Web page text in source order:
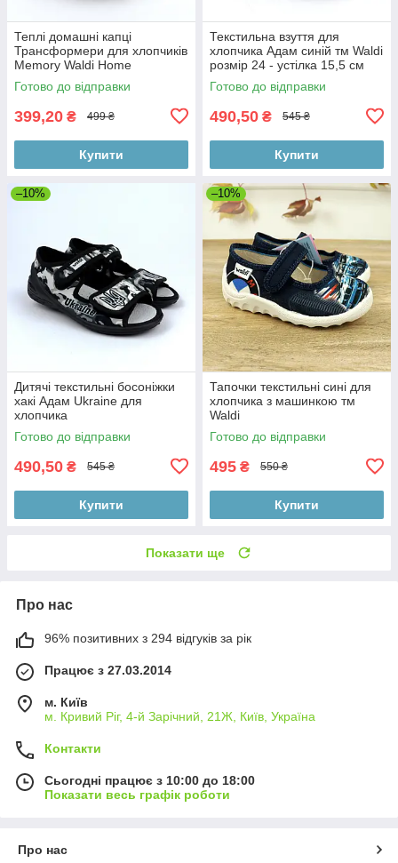
Теплі домашні капці
Трансформери для хлопчиків
Memory Waldi Home
Готово до відправки
399,20 ₴ 499 ₴
Купити
Текстильна взуття для
хлопчика Адам синій тм Waldi
розмір 24 - устілка 15,5 см
Готово до відправки
490,50 ₴ 545 ₴
Купити
–10%
Дитячі текстильні босоніжки
хакі Адам Ukraine для
хлопчика
Готово до відправки
490,50 ₴ 545 ₴
Купити
–10%
Тапочки текстильні сині для
хлопчика з машинкою тм
Waldi
Готово до відправки
495 ₴ 550 ₴
Купити
Показати ще
Про нас
96% позитивних з 294 відгуків за рік
Працює з 27.03.2014
м. Київ
м. Кривий Ріг, 4-й Зарічний, 21Ж, Київ, Україна
Контакти
Сьогодні працює з 10:00 до 18:00
Показати весь графік роботи
Про нас